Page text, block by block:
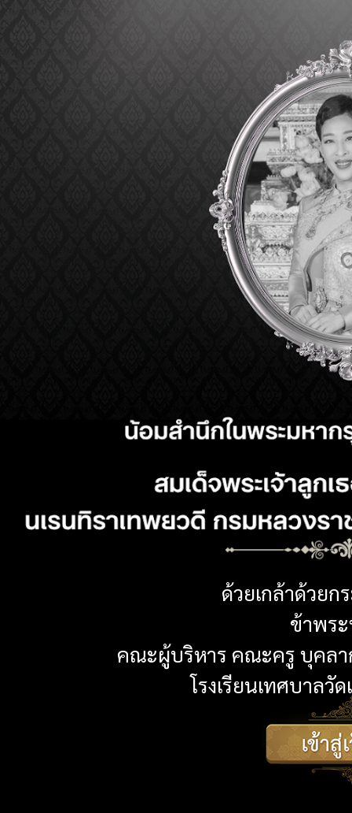
ด้วยเกล้าด้วยก
ข้าพร
คณะผู้บริหาร คณะครู บุคลา
โรงเรียนเทศบาลวั